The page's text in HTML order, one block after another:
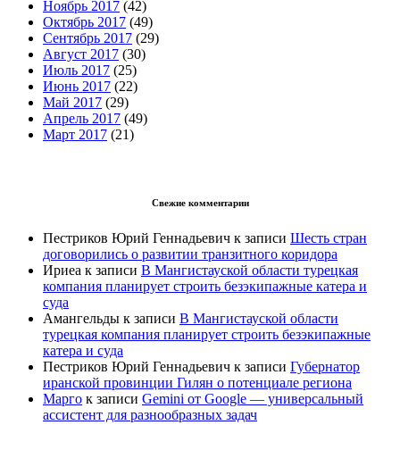
Ноябрь 2017 (42)
Октябрь 2017 (49)
Сентябрь 2017 (29)
Август 2017 (30)
Июль 2017 (25)
Июнь 2017 (22)
Май 2017 (29)
Апрель 2017 (49)
Март 2017 (21)
Свежие комментарии
Пестриков Юрий Геннадьевич к записи Шесть стран
договорились о развитии транзитного коридора
Ириеа к записи В Мангистауской области турецкая
компания планирует строить безэкипажные катера и
суда
Амангельды к записи В Мангистауской области
турецкая компания планирует строить безэкипажные
катера и суда
Пестриков Юрий Геннадьевич к записи Губернатор
иранской провинции Гилян о потенциале региона
Марго к записи Gemini от Google — универсальный
ассистент для разнообразных задач